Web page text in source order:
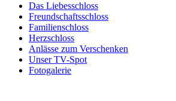
Das Liebesschloss
Freundschaftsschloss
Familienschloss
Herzschloss
Anlässe zum Verschenken
Unser TV-Spot
Fotogalerie